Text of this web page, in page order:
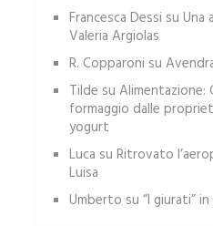
Francesca Dessi su Una
Valeria Argiolas
R. Copparoni su
Tilde su Alimentazione:
formaggio dalle
yogurt
Luca su Ritrovato
Luisa
Umberto su “I giurati”